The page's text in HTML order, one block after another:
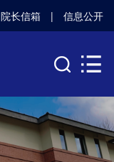
院长信箱 | 信息公开